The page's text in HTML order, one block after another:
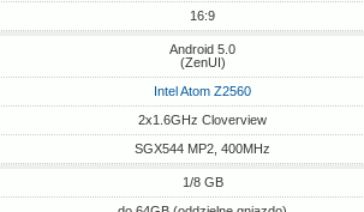
16:9
Android 5.0
(ZenUI)
Intel Atom Z2560
2x1.6GHz Cloverview
SGX544 MP2, 400MHz
1/8 GB